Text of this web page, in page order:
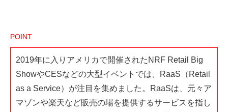
POINT
2019年に入りアメリカで開催されたNRF Retail Big
ShowやCESなどの大型イベントでは、RaaS（Retail
as a Service）が注目を集めました。RaaSは、元々ア
マゾンや楽天など販売の場を提供するサービスを指し